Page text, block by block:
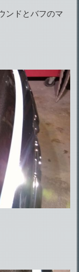
ンドとバフのマ